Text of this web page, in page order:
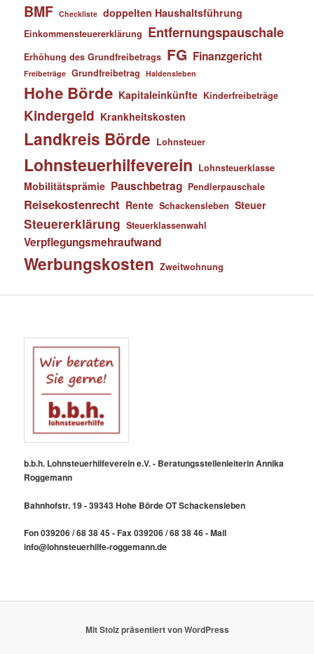
BMF Checkliste doppelten Haushaltsführung
Einkommensteuererklärung Entfernungspauschale
Erhöhung des Grundfreibetrags FG Finanzgericht
Freibeträge Grundfreibetrag Haldensleben
Hohe Börde Kapitaleinkünfte Kinderfreibeträge
Kindergeld Krankheitskosten
Landkreis Börde Lohnsteuer
Lohnsteuerhilfeverein Lohnsteuerklasse
Mobilitätsprämie Pauschbetrag Pendlerpauschale
Reisekostenrecht Rente Schackensleben Steuer
Steuererklärung Steuerklassenwahl
Verpflegungsmehraufwand
Werbungskosten Zweitwohnung
b.b.h. Lohnsteuerhilfeverein e.V. - Beratungsstellenleiterin Annika
Roggemann
Bahnhofstr. 19 - 39343 Hohe Börde OT Schackensleben
Fon 039206 / 68 38 45 - Fax 039206 / 68 38 46 - Mail
info@lohnsteuerhilfe-roggemann.de
Mit Stolz präsentiert von WordPress